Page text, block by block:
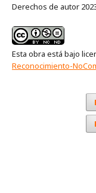
Derechos de autor
Esta obra está bajo
Reconocimiento-